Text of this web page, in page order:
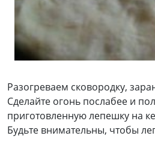
Разогреваем сковородку,
Сделайте огонь послабее и
приготовленную лепешку на
Будьте внимательны, чтобы